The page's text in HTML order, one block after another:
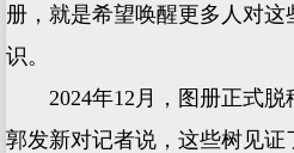
册，就是希望唤醒更多人对这
识。
2024年12月，图册正式脱
郭发新对记者说，这些树见